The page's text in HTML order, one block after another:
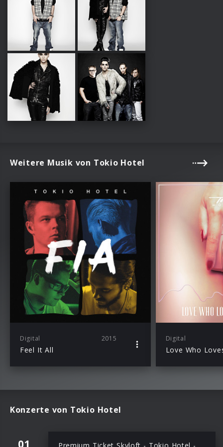
Weitere Musik von Tokio Hotel
Digital 2015
Feel It All
Digital
Love Who
Konzerte von Tokio Hotel
01